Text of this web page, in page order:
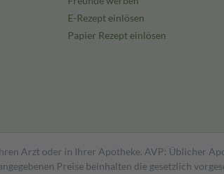
E-Rezept einlösen
Papier Rezept einlösen
Arzt oder in Ihrer Apotheke. AVP: Üblicher
Preise beinhalten die gesetzlich